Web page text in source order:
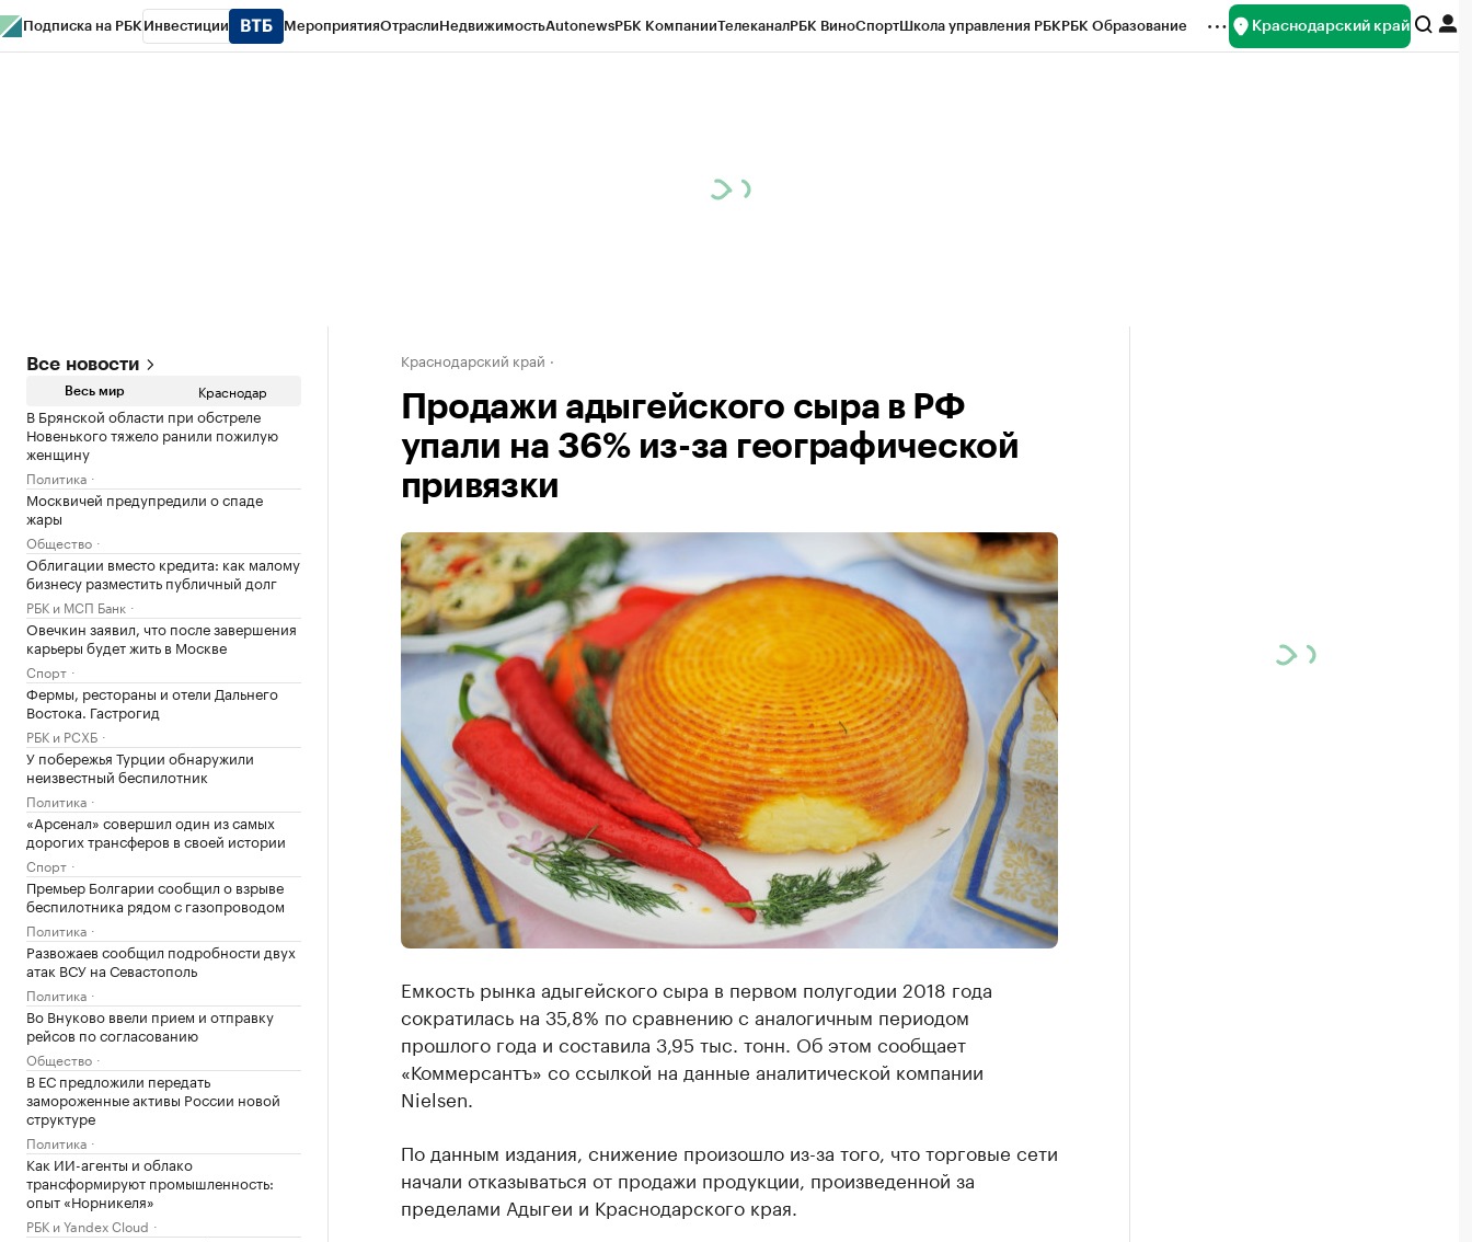
Подписка на РБК Инвестиции МероприятияОтраслиНедвижимостьAutonewsРБК КомпанииТелеканалРБК ВиноСпортШкола управления РБКРБК Образование Краснодарский край
Все новости
Весь мир Краснодар
В Брянской области при обстреле
Новенького тяжело ранили пожилую
женщину
Политика
Москвичей предупредили о спаде
жары
Общество
Облигации вместо кредита: как малому
бизнесу разместить публичный долг
РБК и МСП Банк
Овечкин заявил, что после завершения
карьеры будет жить в Москве
Спорт
Фермы, рестораны и отели Дальнего
Востока. Гастрогид
РБК и РСХБ
У побережья Турции обнаружили
неизвестный беспилотник
Политика
«Арсенал» совершил один из самых
дорогих трансферов в своей истории
Спорт
Премьер Болгарии сообщил о взрыве
беспилотника рядом с газопроводом
Политика
Развожаев сообщил подробности двух
атак ВСУ на Севастополь
Политика
Во Внуково ввели прием и отправку
рейсов по согласованию
Общество
В ЕС предложили передать
замороженные активы России новой
структуре
Политика
Как ИИ-агенты и облако
трансформируют промышленность:
опыт «Норникеля»
РБК и Yandex Cloud
Краснодарский край
Продажи адыгейского сыра в РФ
упали на 36% из-за географической
привязки
Емкость рынка адыгейского сыра в первом полугодии 2018 года
сократилась на 35,8% по сравнению с аналогичным периодом
прошлого года и составила 3,95 тыс. тонн. Об этом сообщает
«Коммерсантъ» со ссылкой на данные аналитической компании
Nielsen.
По данным издания, снижение произошло из-за того, что торговые сети
начали отказываться от продажи продукции, произведенной за
пределами Адыгеи и Краснодарского края.